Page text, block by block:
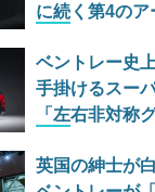
に続く第4のア
ベントレー史
手掛けるスー
「左右非対称
英国の紳士が